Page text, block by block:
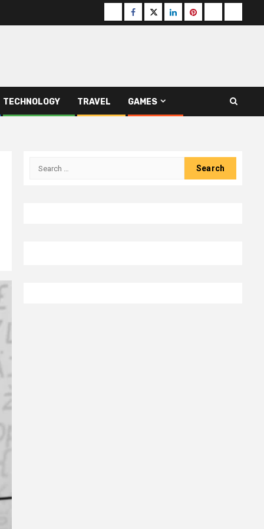
Buzzfeed
Facebook
Twitterlinkedinpinterest
TECHNOLOGY TRAVEL GAMES
Search